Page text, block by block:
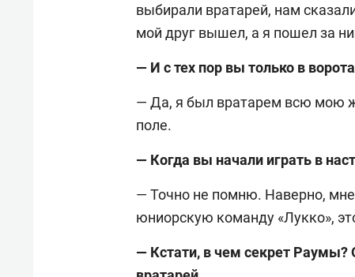
выбирали вратарей, нам
мой друг вышел, а я пошел за
— И с тех пор вы только в
— Да, я был вратарем всю мою
поле.
— Когда вы начали играть в
— Точно не помню. Наверно,
юниорскую команду «Лукко»,
— Кстати, в чем секрет